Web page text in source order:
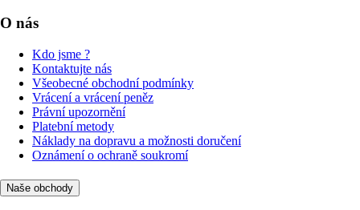
O nás
Kdo jsme ?
Kontaktujte nás
Všeobecné obchodní podmínky
Vrácení a vrácení peněz
Právní upozornění
Platební metody
Náklady na dopravu a možnosti doručení
Oznámení o ochraně soukromí
Naše obchody